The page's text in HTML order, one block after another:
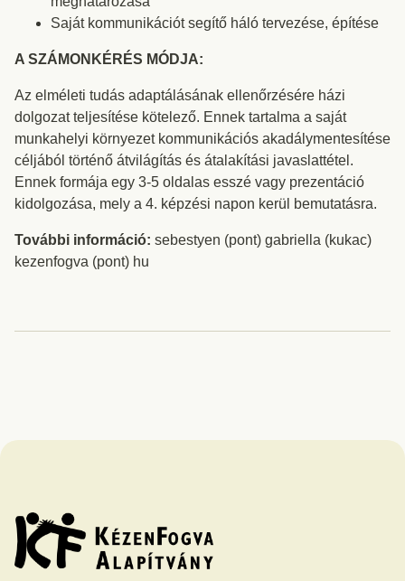
Saját kommunikációt segítő háló tervezése, építése
A SZÁMONKÉRÉS MÓDJA:
Az elméleti tudás adaptálásának ellenőrzésére házi
dolgozat teljesítése kötelező. Ennek tartalma a saját
munkahelyi környezet kommunikációs akadálymentesítése
céljából történő átvilágítás és átalakítási javaslattétel.
Ennek formája egy 3-5 oldalas esszé vagy prezentáció
kidolgozása, mely a 4. képzési napon kerül bemutatásra.
További információ: sebestyen (pont) gabriella (kukac)
kezenfogva (pont) hu